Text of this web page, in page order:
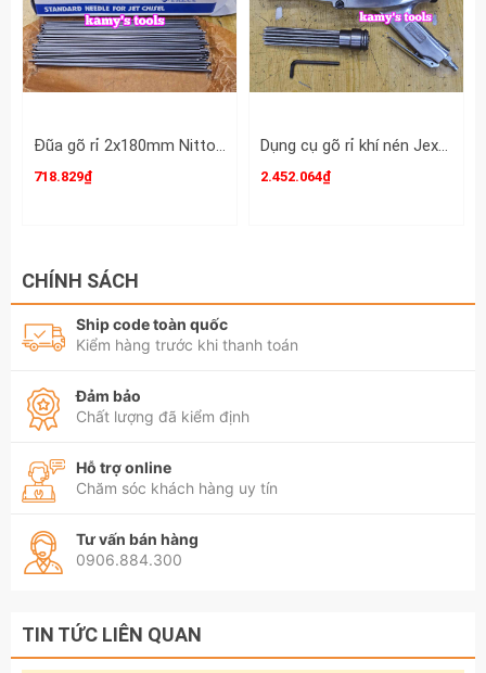
Đũa gõ rỉ 2x180mm Nitto TA98781
718.829₫
Dụng cụ gõ rỉ khí nén Jex-24 máy đánh rỉ sét Wetools
2.452.064₫
CHÍNH SÁCH
Ship code toàn quốc
Kiểm hàng trước khi thanh toán
Đảm bảo
Chất lượng đã kiểm định
Hỗ trợ online
Chăm sóc khách hàng uy tín
Tư vấn bán hàng
0906.884.300
TIN TỨC LIÊN QUAN